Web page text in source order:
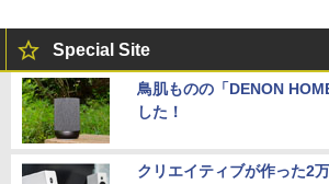
Special Site
鳥肌ものの「DENON
した！
クリエイティブが作った2